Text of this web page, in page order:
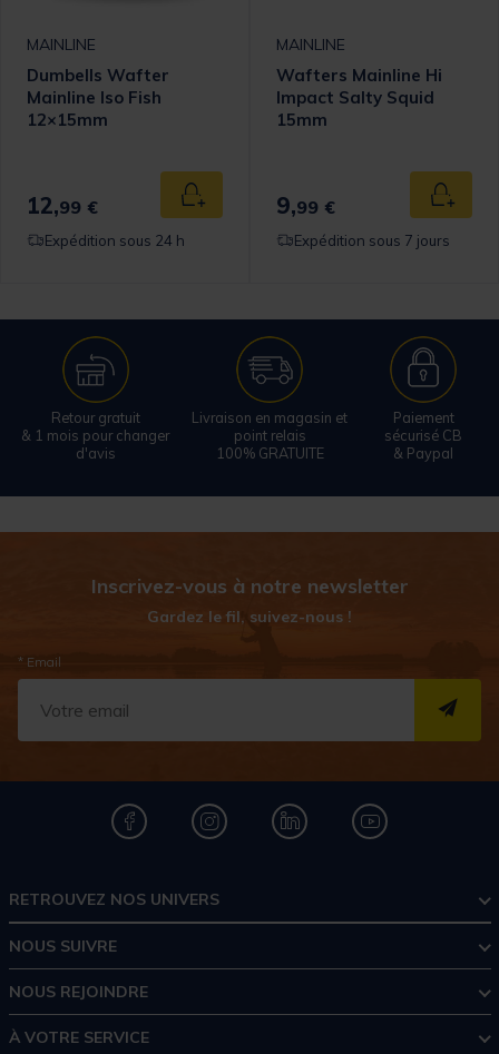
panier
MAINLINE
Dumbells Wafter
Mainline Iso Fish
12×15mm
12,99 € Ajouter au panier
Expédition sous 24 h
MAINLINE
Wafters Mainline Hi
Impact Salty Squid
15mm
9,99 €
Expédition sous 7 jours
Retour gratuit
& 1 mois pour changer
d'avis
Livraison en magasin et
point relais
100% GRATUITE
Paiement
sécurisé CB
& Paypal
Inscrivez-vous à notre newsletter
Gardez le fil, suivez-nous !
* Email
RETROUVEZ NOS UNIVERS
NOUS SUIVRE
NOUS REJOINDRE
À VOTRE SERVICE